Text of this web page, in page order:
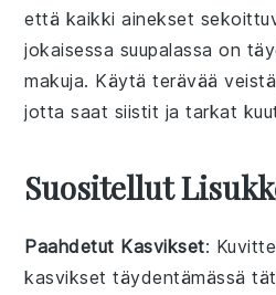
että kaikki ainekset
jokaisessa suupalassa on
makuja. Käytä terävää
jotta saat siistit ja tarkat
Suositellut
Paahdetut Kasvikset:
kasvikset täydentämässä